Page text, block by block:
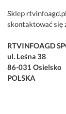
Sklep
skontaktować się
RTVINFOAGD
ul. Leśna 38
86-031 Osielsko
POLSKA